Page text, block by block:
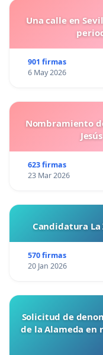
Una calle en
901 firmas
6 May 2026
Nombramiento
623 firmas
23 Mar 2026
Candidatura
570 firmas
20 Jan 2026
Solicitud de
de la Alameda en